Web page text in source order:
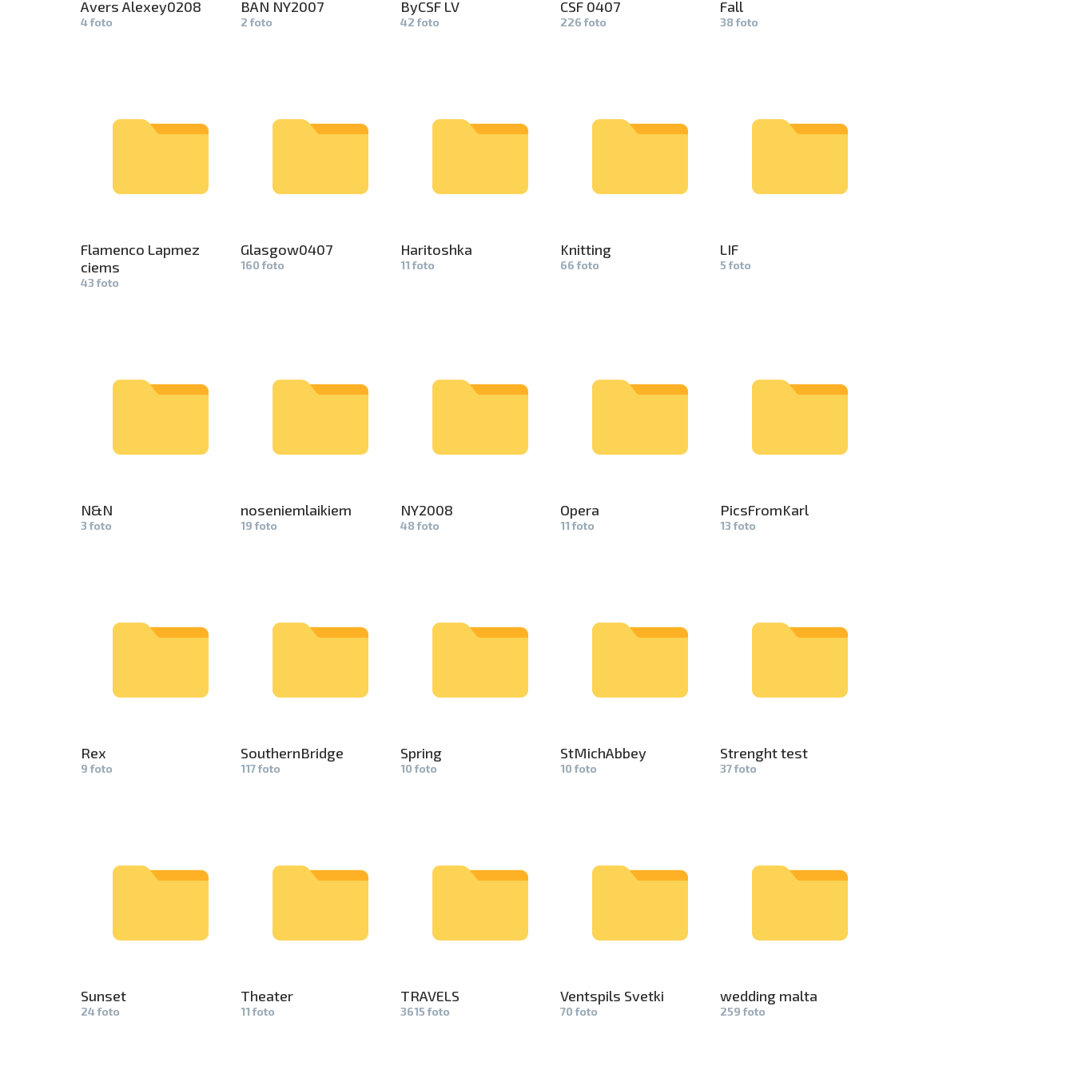
Avers Alex­ey0208
4 foto
BAN NY2007­
2 foto
ByCSF LV
42 foto
CSF 0407
226 foto
Fall
38 foto
Flamenco L­apmez
ciems
43 foto
Glasgow040­7
160 foto
Haritoshka­
11 foto
Knitting
66 foto
LIF
5 foto
N&N
3 foto
noseniemla­ikiem
19 foto
NY2008
48 foto
Opera
11 foto
PicsFromKa­rl
13 foto
Rex
9 foto
SouthernBr­idge
117 foto
Spring
10 foto
StMichAbbe­y
10 foto
Strenght test
37 foto
Sunset
24 foto
Theater
11 foto
TRAVELS
3615 foto
Ventspils Svetki
70 foto
wedding ma­lta
259 foto